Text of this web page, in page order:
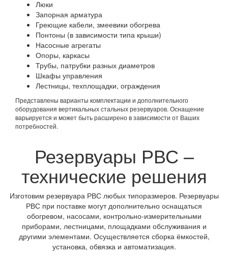
Люки
Запорная арматура
Греющие кабели, змеевики обогрева
Понтоны (в зависимости типа крыши)
Насосные агрегаты
Опоры, каркасы
Трубы, патрубки разных диаметров
Шкафы управления
Лестницы, техплощадки, ограждения
Представлены варианты комплектации и дополнительного
оборудования вертикальных стальных резервуаров. Оснащение
варьируется и может быть расширено в зависимости от Ваших
потребностей.
Резервуары РВС –
технические решения
Изготовим резервуара РВС любых типоразмеров. Резервуары
РВС при поставке могут дополнительно оснащаться
обогревом, насосами, контрольно-измерительными
приборами, лестницами, площадками обслуживания и
другими элементами. Осуществляется сборка ёмкостей,
установка, обвязка и автоматизация.